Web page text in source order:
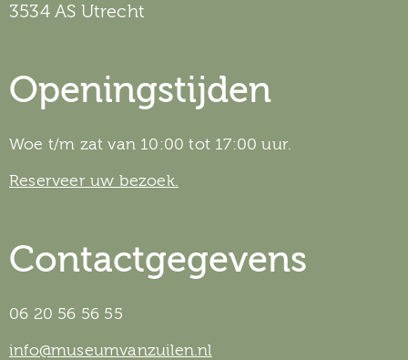
3534 AS Utrecht
Openingstijden
Woe t/m zat van 10:00 tot 17:00 uur.
Reserveer uw bezoek.
Contactgegevens
06 20 56 56 55
info@museumvanzuilen.nl